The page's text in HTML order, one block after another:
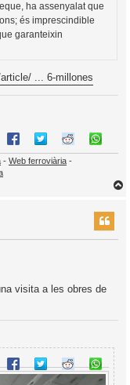
ha assenyalat que
és imprescindible
garanteixin
... 6-millones
- Web ferroviària -
visita a les obres de